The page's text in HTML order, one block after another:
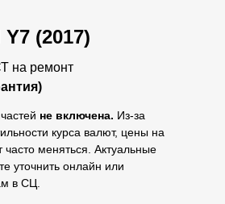
Y7 (2017)
на ремонт
не включена. Из-за
курса валют, цены на
часто меняться. Актуальные
уточнить онлайн или
в СЦ.